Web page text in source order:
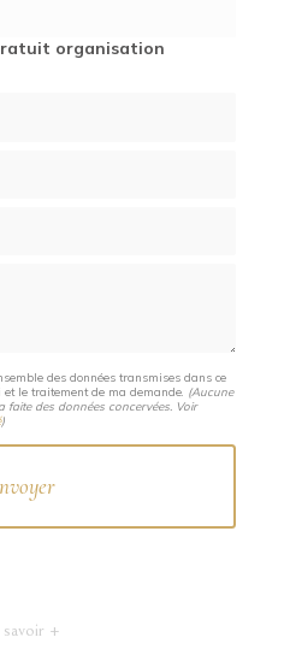
organisation
des données transmises dans ce
le traitement de ma demande. (Aucune
faite des données concervées. Voir
)
savoir +